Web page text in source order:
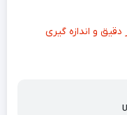
دقیق و اندازه گیری